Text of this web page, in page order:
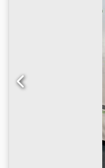
Skok
pojemnika: 980
podłoga do
podłoga do
(podniesiona
1300 x 3270 mm
pracy urządzenia